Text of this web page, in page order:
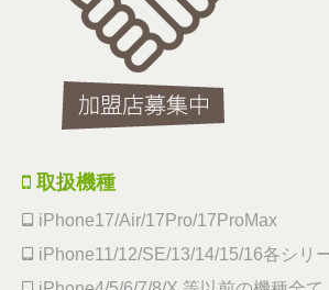
取扱機種
iPhone17/Air/17Pro/17ProMax
iPhone11/12/SE/13/14/15/16各シリ